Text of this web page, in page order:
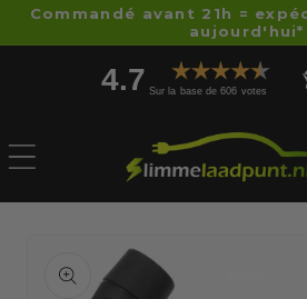
et
au
contenu
Commandé avant 21h =
aujourd'hui*
4.7 Sur la base de 606 votes
informations
produits